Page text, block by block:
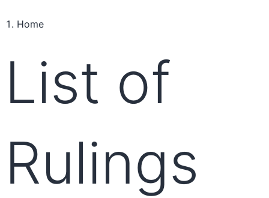
Home
List of
Rulings